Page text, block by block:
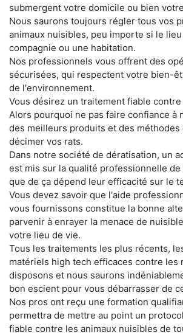
submergent votre domicile ou bien
Nous saurons toujours régler tous vos
animaux nuisibles, peu importe si le
compagnie ou une habitation.
Nos professionnels vous offrent des
sécurisées, qui respectent votre bien-
de l'environnement.
Vous désirez un traitement fiable
Alors pourquoi ne pas faire confiance à
des meilleurs produits et des
décimer vos rats.
Dans notre société de dératisation, un
est mis sur la qualité professionnelle de
que de ça dépend leur efficacité sur le
Vous devez savoir que l'aide
vous fournissons constitue la bonne
parvenir à enrayer la menace de
votre lieu de vie.
Tous les traitements les plus récents,
matériels high tech efficaces contre les
disposons et nous saurons
bon escient pour vous débarrasser de
Nos pros ont reçu une formation
permettra de mettre au point un
fiable contre les animaux nuisibles de